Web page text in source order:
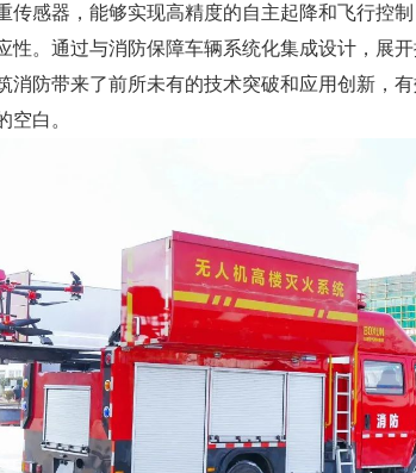
传感器，能够实现高精度的自主起降和飞行控
性。通过与消防保障车辆系统化集成设计，展
消防带来了前所未有的技术突破和应用创新，
空白。